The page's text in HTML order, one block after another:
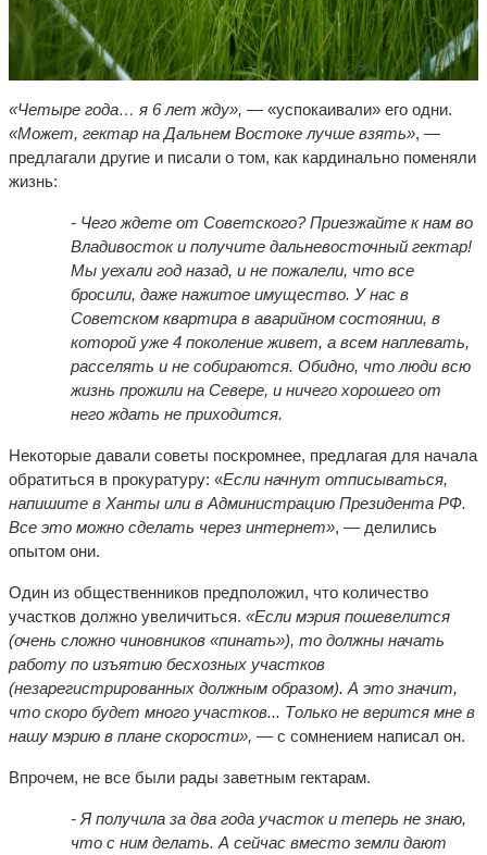
«Четыре года… я 6 лет жду», — «успокаивали» его одни.
«Может, гектар на Дальнем Востоке лучше взять», —
предлагали другие и писали о том, как кардинально поменяли
жизнь:
- Чего ждете от Советского? Приезжайте к нам во
Владивосток и получите дальневосточный гектар!
Мы уехали год назад, и не пожалели, что все
бросили, даже нажитое имущество. У нас в
Советском квартира в аварийном состоянии, в
которой уже 4 поколение живет, а всем наплевать,
расселять и не собираются. Обидно, что люди всю
жизнь прожили на Севере, и ничего хорошего от
него ждать не приходится.
Некоторые давали советы поскромнее, предлагая для начала
обратиться в прокуратуру: «Если начнут отписываться,
напишите в Ханты или в Администрацию Президента РФ.
Все это можно сделать через интернет», — делились
опытом они.
Один из общественников предположил, что количество
участков должно увеличиться. «Если мэрия пошевелится
(очень сложно чиновников «пинать»), то должны начать
работу по изъятию бесхозных участков
(незарегистрированных должным образом). А это значит,
что скоро будет много участков... Только не верится мне в
нашу мэрию в плане скорости», — с сомнением написал он.
Впрочем, не все были рады заветным гектарам.
- Я получила за два года участок и теперь не знаю,
что с ним делать. А сейчас вместо земли дают